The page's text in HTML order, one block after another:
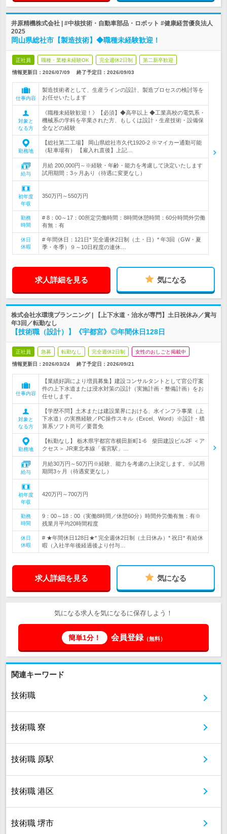
井原精機株式会社 | #中核技術・自動車部品・ロボット #健康経営優良法人
2025
岡山県総社市【製造技術】◆職種未経験歓迎！
正社員 職種・業種未経験OK 完全週休2日制 第二新卒歓迎
情報更新日：2026/07/09 終了予定日： 2026/09/03
仕事内容
製造技術者として、生産ラインの設計、製造プロセスの検討等を
お任せいたします
対象と
なる方
《職種未経験歓迎！》【必須】◆高卒以上 ◆工業高校の電気系・
機械系の学科を卒業された方、もしくは設計・生産技術・設備保
全などの経験
勤務地
【総社第二工場】 岡山県総社市久代1920-2 ※マイカー通勤可能
（駐車場有） 【雇入れ直後】上記…
給与
月給 200,000円～※経験・年齢・能力を考慮して決定いたします
試用期間：3ヶ月あり（待遇に変更なし）
初年度
年収
350万円～550万円
勤務
時間
# 8：00～17：00所定労働時間：8時間休憩時間：60分時間外労働
有無：有
休日
休暇
# 年間休日：121日* 完全週休2日制（土・日）* 年3回（GW・夏
季・冬季）９～10日程度の連休…
求人詳細を見る 気になる
株式会社水環境プランニング | 【上下水道・治水が専門】土日祝休み／賞与
年3回／転勤なし
【技術職（設計）】《宇都宮》◎年間休日128日
正社員 急募 転勤なし 完全週休2日制 女性のおしごと掲載中
情報更新日：2026/03/24 終了予定日： 2026/09/21
仕事内容
【業績好調により増員募集】建設コンサルタントとして官公庁案
件の上下水道または浸水対策の設計（実施計画・整備計画）をお
任せします。
対象と
なる方
【学歴不問】土木または建設業界における、水インフラ事業（上
下水道）の実務経験／PC操作スキル（Excel、Word）※設計・積
算系ソフト尚可／要普免
勤務地
【転勤なし】 栃木県宇都宮市横田新町1-6 柴田建設ビル2F ＜ア
クセス＞ JR東北本線「雀宮駅」…
給与
月給30万円～50万円※経験、能力を考慮の上決定します。※試用
期間3ヶ月（待遇変更なし）
初年度
年収
420万円～700万円
勤務
時間
9：00～18：00（実働8時間／休憩60分）時間外労働有無：有※
残業月平均20時間程度
休日
休暇
# ★年間休日128日★* 完全週休2日制（土日休み）* 祝日* 有給休
暇（入社半年後経過後より付与…
求人詳細を見る 気になる
気になる求人を気になるに保存しよう！
簡単1分！ 会員登録（無料）
関連キーワード
技術職
技術職 寮
技術職 原駅
技術職 港区
技術職 堺市